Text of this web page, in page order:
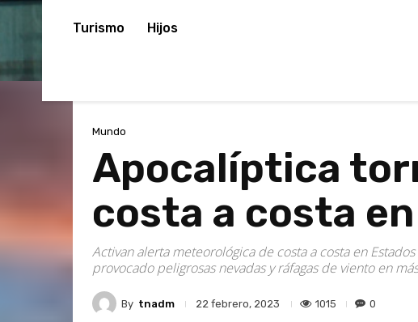
Turismo Hijos
Mundo
Apocalíptica
costa a costa
Activan alerta meteorológica de costa a costa en
provocado peligrosas nevadas y ráfagas de viento en
By tnadm 22 febrero, 2023 1015 0